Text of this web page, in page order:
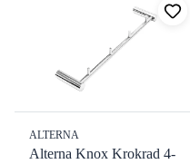
ALTERNA
Alterna Knox Krokrad 4-